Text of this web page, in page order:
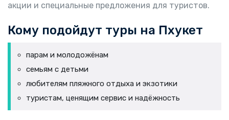
акции и специальные предложения для туристов.
Кому подойдут туры на Пхукет
парам и молодожёнам
семьям с детьми
любителям пляжного отдыха и экзотики
туристам, ценящим сервис и надёжность